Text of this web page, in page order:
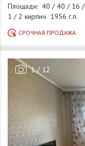
1/ 12